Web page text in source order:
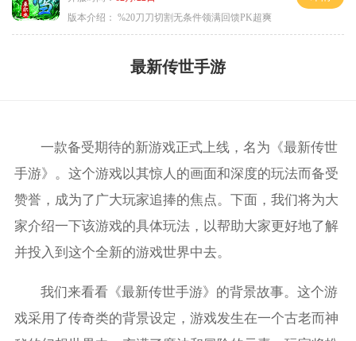
版本介绍： %20刀刀切割无条件领满回馈PK超爽
最新传世手游
一款备受期待的新游戏正式上线，名为《最新传世
手游》。这个游戏以其惊人的画面和深度的玩法而备受
赞誉，成为了广大玩家追捧的焦点。下面，我们将为大
家介绍一下该游戏的具体玩法，以帮助大家更好地了解
并投入到这个全新的游戏世界中去。
我们来看看《最新传世手游》的背景故事。这个游
戏采用了传奇类的背景设定，游戏发生在一个古老而神